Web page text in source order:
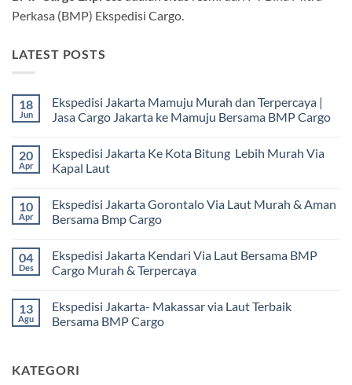
Perkasa (BMP) Ekspedisi Cargo.
LATEST POSTS
18
Jun
Ekspedisi Jakarta Mamuju Murah dan Terpercaya |
Jasa Cargo Jakarta ke Mamuju Bersama BMP Cargo
komentar
pada
Ekspedisi
Murah
dan
Terpercaya
Cargo
Jakarta
ke
BMP
Cargo
20
Apr
Ekspedisi Jakarta Ke Kota Bitung Lebih Murah Via
Kapal Laut
komentar
pada
Ekspedisi
Kota
Bitung
Lebih
Kapal
Laut
10
Apr
Ekspedisi Jakarta Gorontalo Via Laut Murah & Aman
Bersama Bmp Cargo
komentar
pada
Ekspedisi
Via
Laut
Murah
Bmp
Cargo
04
Des
Ekspedisi Jakarta Kendari Via Laut Bersama BMP
Cargo Murah & Terpercaya
komentar
pada
Ekspedisi
Laut
Bersama
13
Agu
Ekspedisi Jakarta- Makassar via Laut Terbaik
Bersama BMP Cargo
pada
Ekspedisi
KATEGORI